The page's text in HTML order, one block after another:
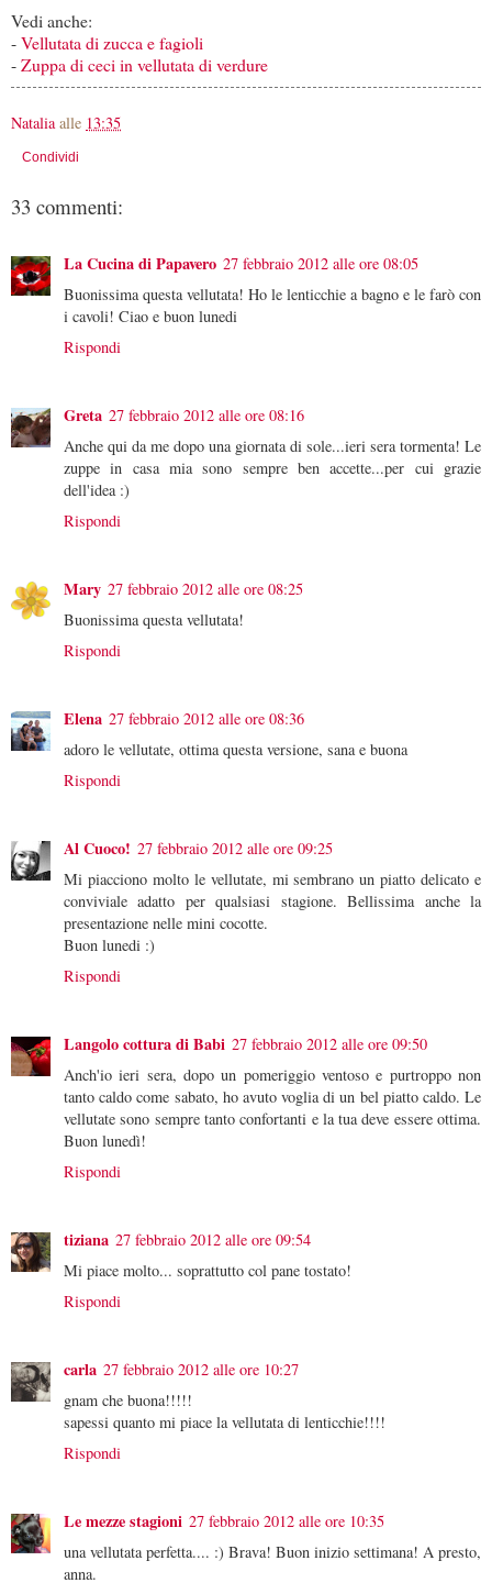
Vedi anche:
-Vellutata di zucca e fagioli
-Zuppa di ceci in vellutata di verdure
Natalia alle 13:35
Condividi
33 commenti:
La Cucina di Papavero 27 febbraio 2012 alle ore 08:05
Buonissima questa vellutata! Ho le lenticchie a bagno e le farò con
i cavoli! Ciao e buon lunedi
Rispondi
Greta 27 febbraio 2012 alle ore 08:16
Anche qui da me dopo una giornata di sole...ieri sera tormenta! Le
zuppe in casa mia sono sempre ben accette...per cui grazie
dell'idea :)
Rispondi
Mary 27 febbraio 2012 alle ore 08:25
Buonissima questa vellutata!
Rispondi
Elena 27 febbraio 2012 alle ore 08:36
adoro le vellutate, ottima questa versione, sana e buona
Rispondi
Al Cuoco! 27 febbraio 2012 alle ore 09:25
Mi piacciono molto le vellutate, mi sembrano un piatto delicato e
conviviale adatto per qualsiasi stagione. Bellissima anche la
presentazione nelle mini cocotte.
Buon lunedi :)
Rispondi
Langolo cottura di Babi 27 febbraio 2012 alle ore 09:50
Anch'io ieri sera, dopo un pomeriggio ventoso e purtroppo non
tanto caldo come sabato, ho avuto voglia di un bel piatto caldo. Le
vellutate sono sempre tanto confortanti e la tua deve essere ottima.
Buon lunedì!
Rispondi
tiziana 27 febbraio 2012 alle ore 09:54
Mi piace molto... soprattutto col pane tostato!
Rispondi
carla 27 febbraio 2012 alle ore 10:27
gnam che buona!!!!!
sapessi quanto mi piace la vellutata di lenticchie!!!!
Rispondi
Le mezze stagioni 27 febbraio 2012 alle ore 10:35
una vellutata perfetta.... :) Brava! Buon inizio settimana! A presto,
anna.